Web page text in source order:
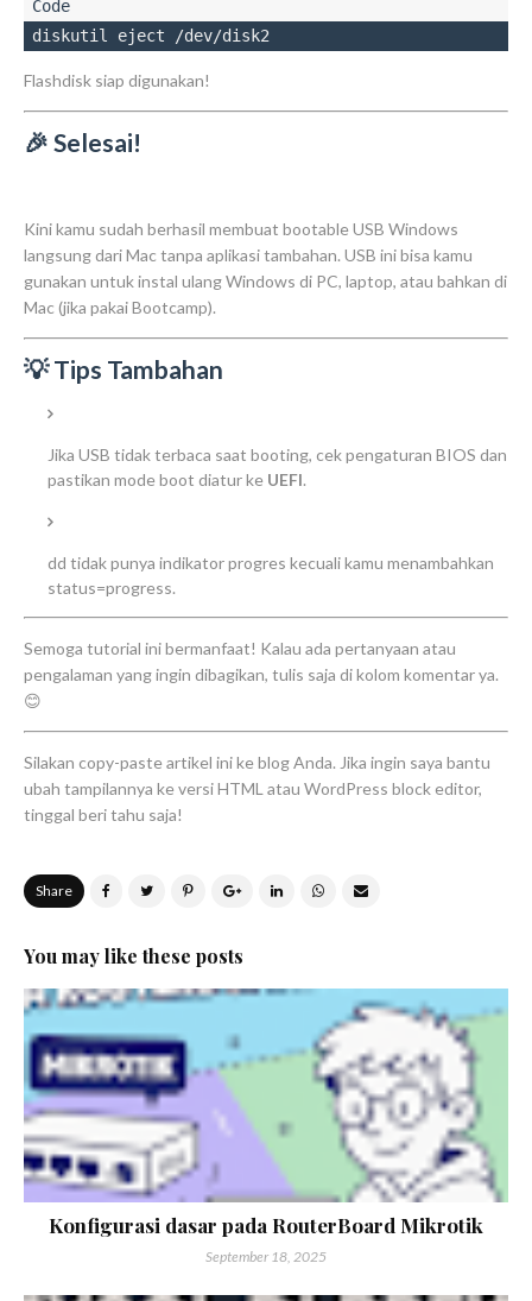
diskutil eject /dev/disk2
Flashdisk siap digunakan!
🎉 Selesai!
Kini kamu sudah berhasil membuat bootable USB Windows
langsung dari Mac tanpa aplikasi tambahan. USB ini bisa kamu
gunakan untuk instal ulang Windows di PC, laptop, atau bahkan di
Mac (jika pakai Bootcamp).
💡 Tips Tambahan
Jika USB tidak terbaca saat booting, cek pengaturan BIOS dan
pastikan mode boot diatur ke UEFI.
dd tidak punya indikator progres kecuali kamu menambahkan
status=progress.
Semoga tutorial ini bermanfaat! Kalau ada pertanyaan atau
pengalaman yang ingin dibagikan, tulis saja di kolom komentar ya.
😊
Silakan copy-paste artikel ini ke blog Anda. Jika ingin saya bantu
ubah tampilannya ke versi HTML atau WordPress block editor,
tinggal beri tahu saja!
Share
You may like these posts
Konfigurasi dasar pada RouterBoard Mikrotik
September 18, 2025